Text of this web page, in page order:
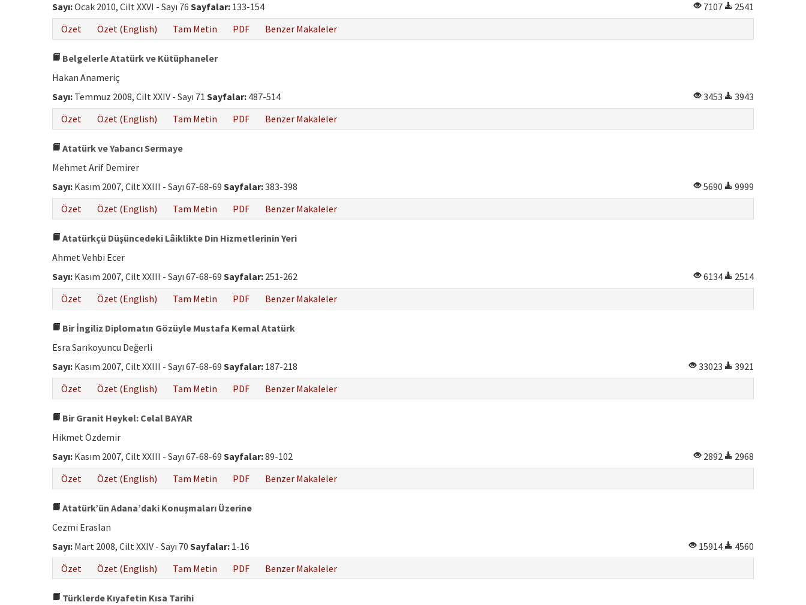
Sayı:Ocak 2010, Cilt XXVI - Sayı 76 Sayfalar: 133-154 7107
2541
Özet
Özet (English) Tam Metin PDF Benzer Makaleler
Belgelerle Atatürk ve Kütüphaneler
Hakan Anameriç
Sayı: Temmuz 2008, Cilt XXIV - Sayı 71 Sayfalar: 487-514 3453
3943
Özet
Özet (English) Tam Metin PDF Benzer Makaleler
Atatürk ve Yabancı Sermaye
Mehmet Arif Demirer
Sayı: Kasım 2007, Cilt XXIII - Sayı 67-68-69 Sayfalar:383-398 5690
9999
Özet
Özet (English) Tam Metin PDF Benzer Makaleler
Atatürkçü Düşüncedeki Lâiklikte Din Hizmetlerinin Yeri
Ahmet Vehbi Ecer
Sayı: Kasım 2007, Cilt XXIII - Sayı 67-68-69 Sayfalar: 251-262 6134
2514
Özet
Özet (English) Tam Metin PDF Benzer Makaleler
Bir İngiliz Diplomatın Gözüyle Mustafa Kemal Atatürk
Esra Sarıkoyuncu Değerli
Sayı: Kasım 2007, Cilt XXIII - Sayı 67-68-69 Sayfalar: 187-218 33023
3921
Özet
Özet (English) Tam Metin PDF Benzer Makaleler
Bir Granit Heykel: Celal BAYAR
Hikmet Özdemir
Sayı: Kasım 2007, Cilt XXIII - Sayı 67-68-69 Sayfalar:89-102 2892
2968
Özet
Özet (English) Tam Metin PDF Benzer Makaleler
Atatürk’ün Adana’daki Konuşmaları Üzerine
Cezmi Eraslan
Sayı: Mart 2008, Cilt XXIV - Sayı 70 Sayfalar: 1-16 15914
4560
Özet
Özet (English) Tam Metin PDF Benzer Makaleler
Türklerde Kıyafetin Kısa Tarihi